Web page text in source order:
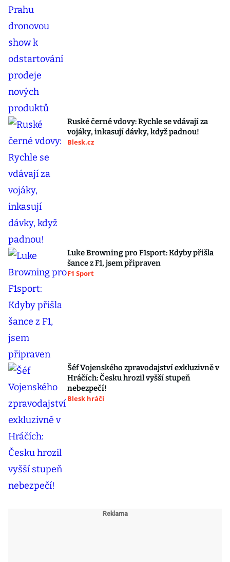
Ruské černé vdovy: Rychle se vdávají za
vojáky, inkasují dávky, když padnou!
Blesk.cz
Luke Browning pro F1sport: Kdyby přišla
šance z F1, jsem připraven
F1 Sport
Šéf Vojenského zpravodajství exkluzivně v
Hráčích: Česku hrozil vyšší stupeň
nebezpečí!
Blesk hráči